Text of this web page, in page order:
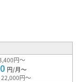
円～
円/月～
円～